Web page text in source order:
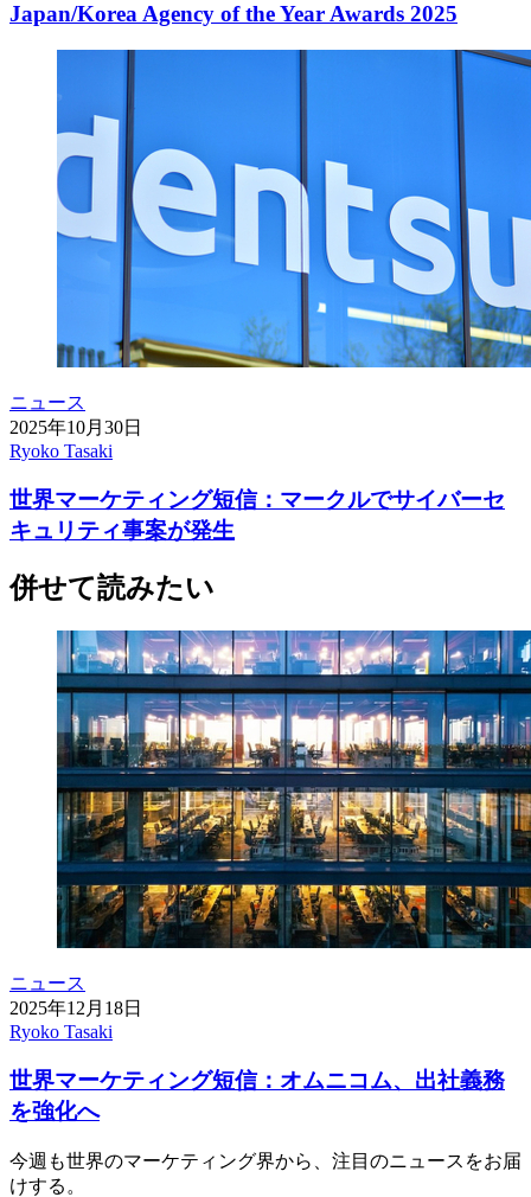
Japan/Korea Agency of the Year Awards 2025
ニュース
2025年10月30日
Ryoko Tasaki
世界マーケティング短信：マークルでサイバーセ
キュリティ事案が発生
併せて読みたい
ニュース
2025年12月18日
Ryoko Tasaki
世界マーケティング短信：オムニコム、出社義務
を強化へ
今週も世界のマーケティング界から、注目のニュースをお届
けする。